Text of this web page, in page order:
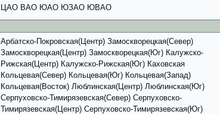
ЦАО ВАО ЮАО ЮЗАО ЮВАО
Арбатско-Покровская(Центр) Замоскворецкая(Север)
Замоскворецкая(Центр) Замоскворецкая(Юг) Калужско-
Рижская(Центр) Калужско-Рижская(Юг) Каховская
Кольцевая(Север) Кольцевая(Юг) Кольцевая(Запад)
Кольцевая(Восток) Люблинская(Центр) Люблинская(Юг)
Серпуховско-Тимирязевская(Север) Серпуховско-
Тимирязевская(Центр) Серпуховско-Тимирязевская(Юг)